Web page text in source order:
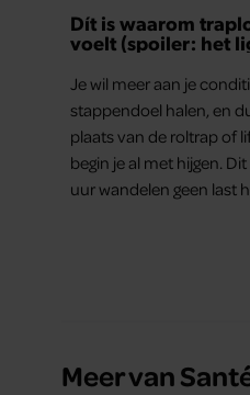
Dít is waarom
voelt (spoiler: het
Je wil meer aan je
stappendoel halen, en
plaats van de roltrap of
begin je al met hijgen.
uur wandelen geen last
Meer van